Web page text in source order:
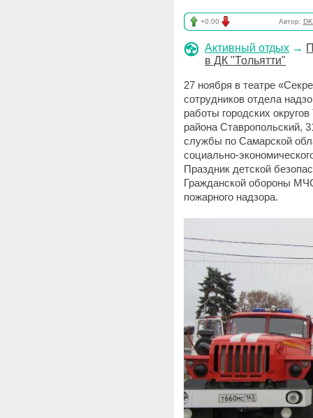
+0.00 Автор:
Активный отдых →
в ДК "Тольятти"
27 ноября в театре
сотрудников отдела
работы городских
района Ставропольский,
службы по Самарской
социально-
Праздник детской
Гражданской обороны
пожарного надзора.